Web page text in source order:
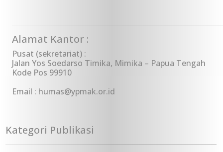
Alamat Kantor :
Pusat (sekretariat) :
Jalan Yos Soedarso Timika, Mimika – Papua Tengah
Kode Pos 99910
Email : humas@ypmak.or.id
Kategori Publikasi